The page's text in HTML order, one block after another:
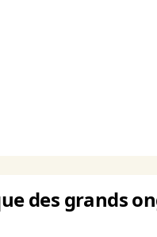
des grands